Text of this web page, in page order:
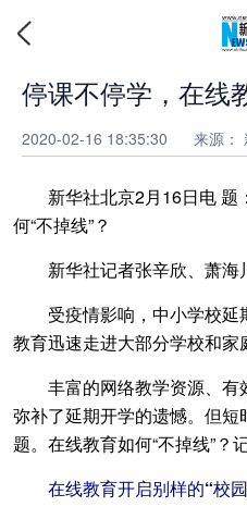
停课不停学，在线
2020-02-16 18:35:30 来源：
新华社北京2月16日电 题
何“不掉线”？
新华社记者张辛欣、萧海
受疫情影响，中小学校延
教育迅速走进大部分学校和家
丰富的网络教学资源、有
弥补了延期开学的遗憾。但
题。在线教育如何“不掉线”？
在线教育开启别样的“校